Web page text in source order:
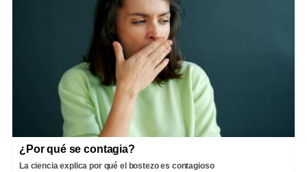
¿Por qué se contagia?
La ciencia explica por qué el bostezo es contagioso